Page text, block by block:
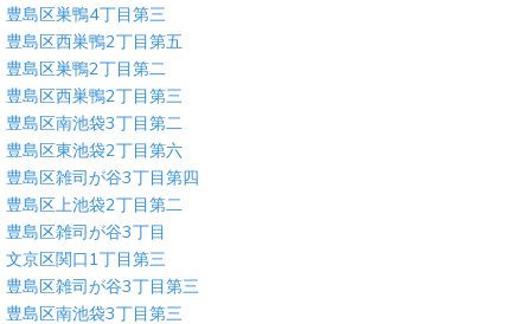
豊島区巣鴨4丁目第三
豊島区西巣鴨2丁目第五
豊島区巣鴨2丁目第二
豊島区西巣鴨2丁目第三
豊島区南池袋3丁目第二
豊島区東池袋2丁目第六
豊島区雑司が谷3丁目第四
豊島区上池袋2丁目第二
豊島区雑司が谷3丁目
文京区関口1丁目第三
豊島区雑司が谷3丁目第三
豊島区南池袋3丁目第三